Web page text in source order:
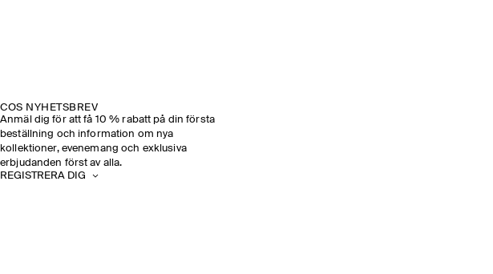
COS NYHETSBREV
Anmäl dig för att få 10 % rabatt på din första
beställning och information om nya
kollektioner, evenemang och exklusiva
erbjudanden först av alla.
REGISTRERA DIG